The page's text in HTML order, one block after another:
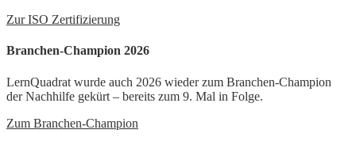
Zur ISO Zertifizierung
Branchen-Champion 2026
LernQuadrat wurde auch 2026 wieder zum Branchen-Champion
der Nachhilfe gekürt – bereits zum 9. Mal in Folge.
Zum Branchen-Champion